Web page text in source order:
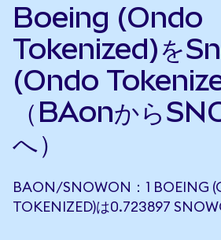
Boeing (Ondo
Tokenized)を
(Ondo
（BAonから
へ）
BAON/SNOWON：1 BOEING
TOKENIZED)は0.723897